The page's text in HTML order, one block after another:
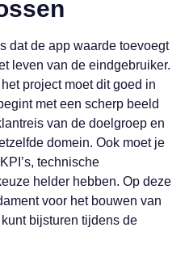
dat de app waarde toevoegt
leven van de eindgebruiker.
project moet dit goed in
met een scherp beeld
van de doelgroep en
domein. Ook moet je
technische
helder hebben. Op deze
voor het bouwen van
bijsturen tijdens de